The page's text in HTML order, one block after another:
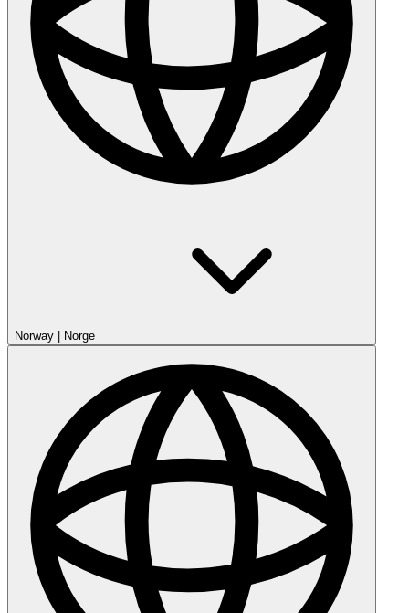
Norway Norge